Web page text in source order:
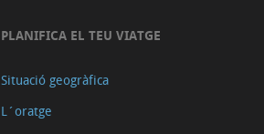
PLANIFICA EL TEU VIATGE
Situació geogràfica
L´oratge